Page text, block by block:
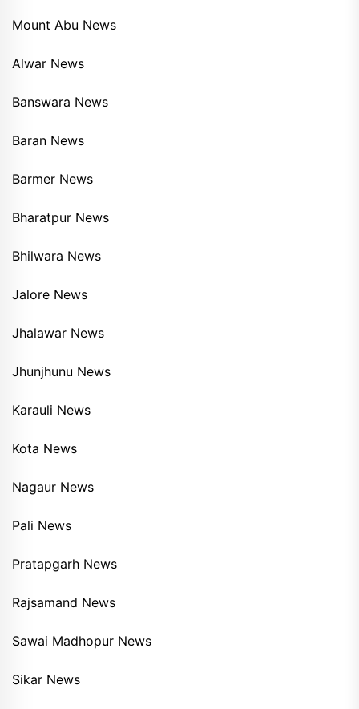
Mount Abu News
Alwar News
Banswara News
Baran News
Barmer News
Bharatpur News
Bhilwara News
Jalore News
Jhalawar News
Jhunjhunu News
Karauli News
Kota News
Nagaur News
Pali News
Pratapgarh News
Rajsamand News
Sawai Madhopur News
Sikar News